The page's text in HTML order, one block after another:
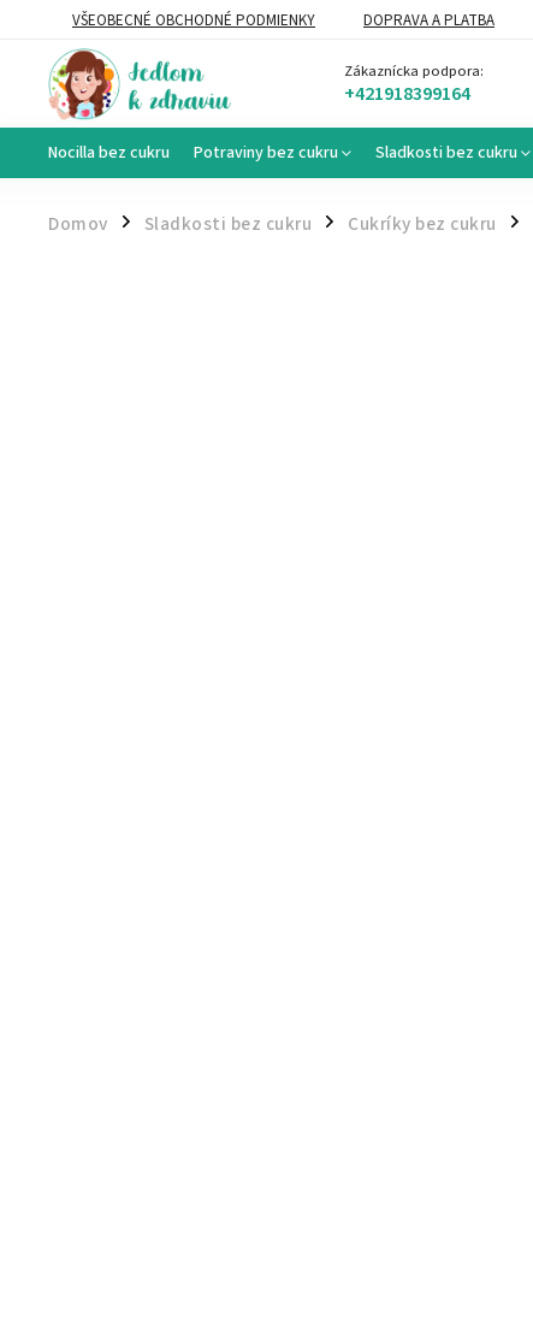
VŠEOBECNÉ OBCHODNÉ PODMIENKY DOPRAVA A PLATBA
VEĽKOOBCHOD
Zákaznícka podpora:
+421918399164
Nocilla bez cukru Potraviny bez cukru Sladkosti bez cukru
Domov / Sladkosti bez cukru / Cukríky bez cukru /